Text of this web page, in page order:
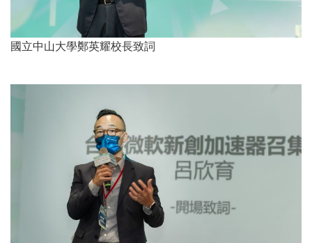
國立中山大學鄭英耀校長致詞